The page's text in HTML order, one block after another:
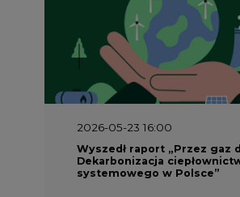
2026-05-23 16:00
Wyszedł raport „Przez gaz
Dekarbonizacja
systemowego w Polsce”